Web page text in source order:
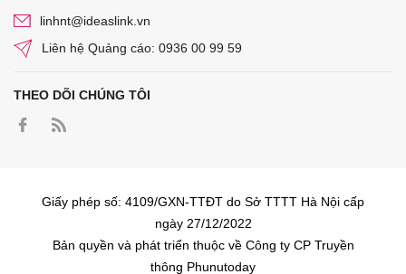
linhnt@ideaslink.vn
Liên hệ Quảng cáo: 0936 00 99 59
THEO DÕI CHÚNG TÔI
Giấy phép số: 4109/GXN-TTĐT do Sở TTTT Hà Nội cấp
ngày 27/12/2022
Bản quyền và phát triển thuộc về Công ty CP Truyền
thông Phunutoday